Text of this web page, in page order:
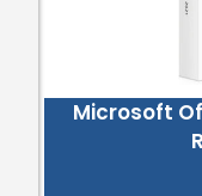
Microsoft